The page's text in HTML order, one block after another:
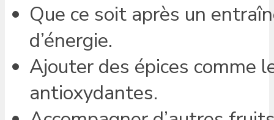
Que ce soit après un
d’énergie.
Ajouter des épices comme
antioxydantes.